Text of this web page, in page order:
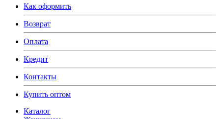
Как оформить
Возврат
Оплата
Кредит
Контакты
Купить оптом
Каталог